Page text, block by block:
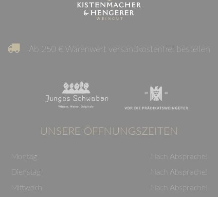
Ab 250 € Warenwert versandkostenfrei bestellen
UNSERE ÖFFNUNGSZEITEN
Montag
Nach Absprache!
Dienstag
Nach Absprache!
Mittwoch
Nach Absprache!